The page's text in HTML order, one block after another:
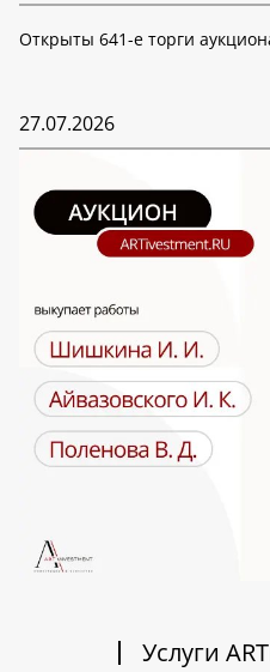
Открыты 641-е торги
27.07.2026
Услуги